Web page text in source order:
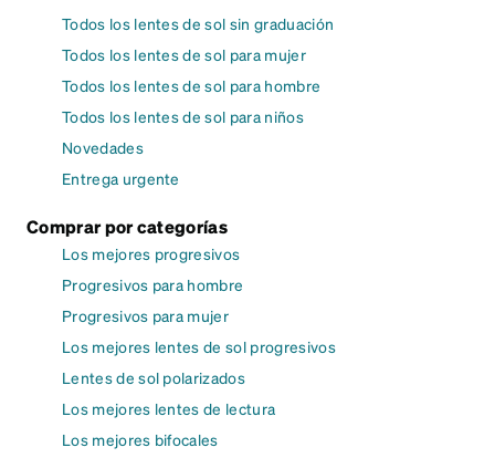
Todos los lentes de sol sin graduación
Todos los lentes de sol para mujer
Todos los lentes de sol para hombre
Todos los lentes de sol para niños
Novedades
Entrega urgente
Comprar por categorías
Los mejores progresivos
Progresivos para hombre
Progresivos para mujer
Los mejores lentes de sol progresivos
Lentes de sol polarizados
Los mejores lentes de lectura
Los mejores bifocales